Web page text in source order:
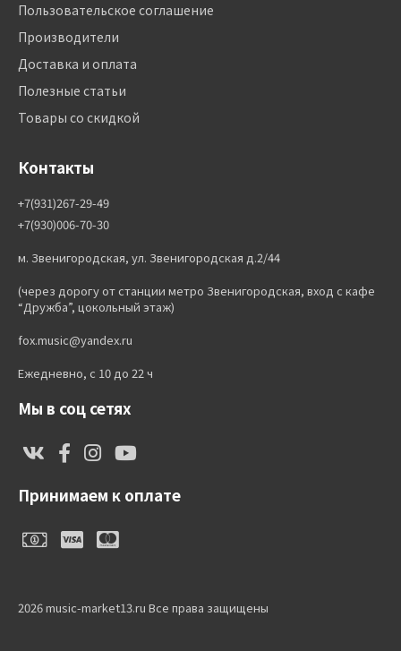
Пользовательское соглашение
Производители
Доставка и оплата
Полезные статьи
Товары со скидкой
Контакты
+7(931)267-29-49
+7(930)006-70-30
м. Звенигородская, ул. Звенигородская д.2/44
(через дорогу от станции метро Звенигородская, вход с кафе
“Дружба”, цокольный этаж)
fox.music@yandex.ru
Ежедневно, с 10 до 22 ч
Мы в соц сетях
Принимаем к оплате
2026 music-market13.ru Все права защищены